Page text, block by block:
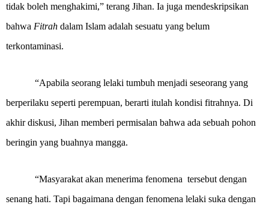
tidak boleh menghakimi,” terang Jihan. Ia juga mendeskripsikan
bahwa Fitrah dalam Islam adalah sesuatu yang belum
terkontaminasi.
“Apabila seorang lelaki tumbuh menjadi seseorang yang
berperilaku seperti perempuan, berarti itulah kondisi fitrahnya. Di
akhir diskusi, Jihan memberi permisalan bahwa ada sebuah pohon
beringin yang buahnya mangga.
“Masyarakat akan menerima fenomena tersebut dengan
senang hati. Tapi bagaimana dengan fenomena lelaki suka dengan